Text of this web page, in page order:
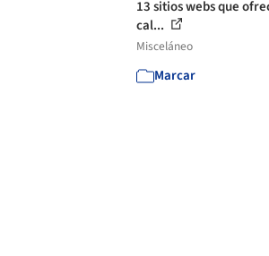
13 sitios webs que
cal...
Misceláneo
Marcar